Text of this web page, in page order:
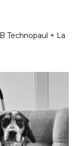
Technopaul + La